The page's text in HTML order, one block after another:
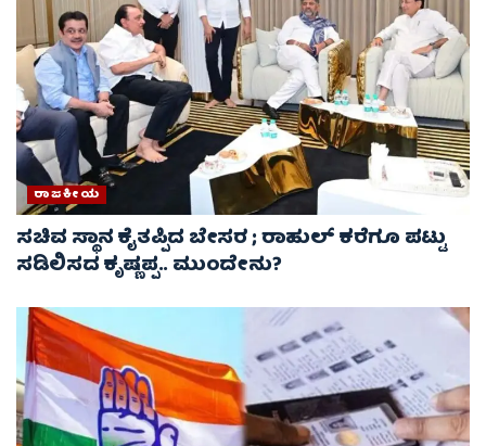
ರಾಜಕೀಯ
ಸಚಿವ ಸ್ಥಾನ ಕೈತಪ್ಪಿದ ಬೇಸರ ; ರಾಹುಲ್ ಕರೆಗೂ ಪಟ್ಟು
ಸಡಿಲಿಸದ ಕೃಷ್ಣಪ್ಪ.. ಮುಂದೇನು?